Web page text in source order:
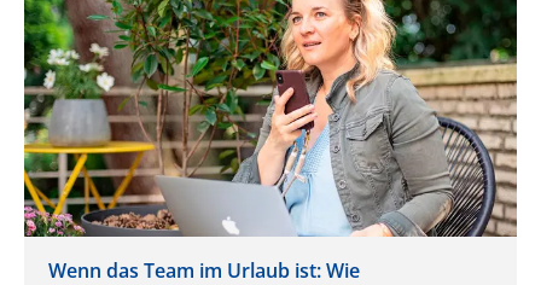
Wenn das Team im Urlaub ist: Wie